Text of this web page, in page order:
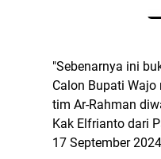
"Sebenarnya ini
Calon Bupati
tim Ar-Rahman
Kak Elfrianto dari
17 September